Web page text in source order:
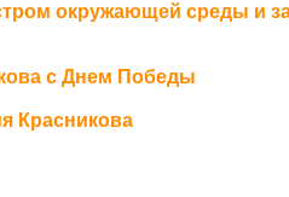
окружающей среды и
с Днем Победы
Красникова